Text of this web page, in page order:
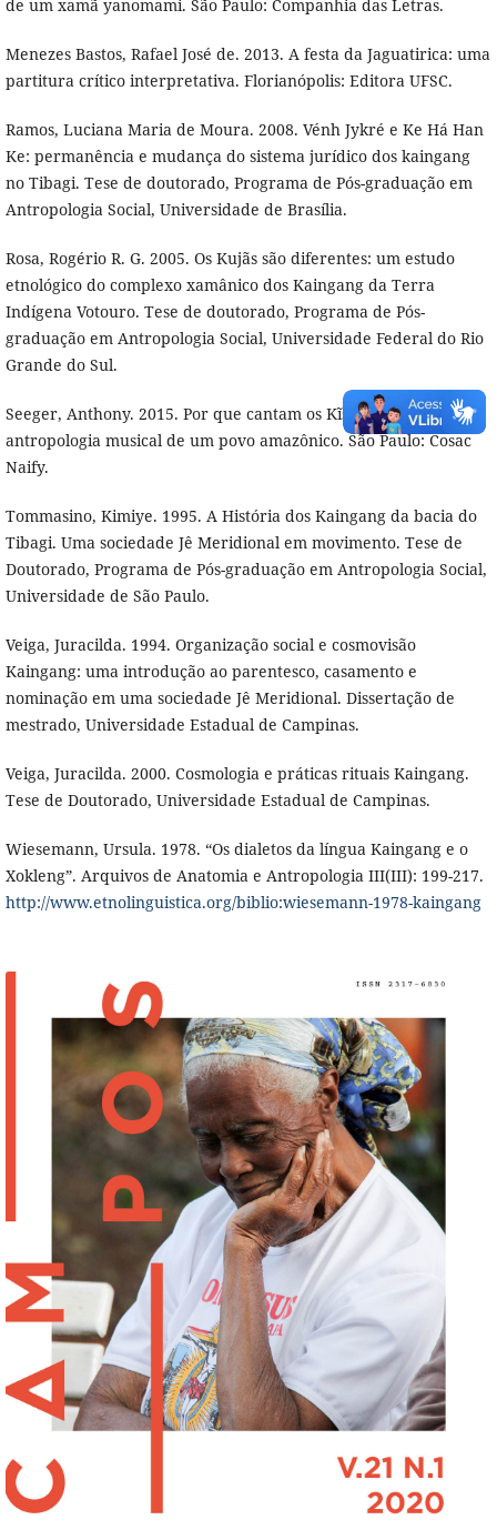
de um xamã yanomami. São Paulo: Companhia das Letras.
Menezes Bastos, Rafael José de. 2013. A festa da Jaguatirica: uma
partitura crítico interpretativa. Florianópolis: Editora UFSC.
Ramos, Luciana Maria de Moura. 2008. Vénh Jykré e Ke Há Han
Ke: permanência e mudança do sistema jurídico dos kaingang
no Tibagi. Tese de doutorado, Programa de Pós-graduação em
Antropologia Social, Universidade de Brasília.
Rosa, Rogério R. G. 2005. Os Kujãs são diferentes: um estudo
etnológico do complexo xamânico dos Kaingang da Terra
Indígena Votouro. Tese de doutorado, Programa de Pós-
graduação em Antropologia Social, Universidade Federal do Rio
Grande do Sul.
Seeger, Anthony. 2015. Por que cantam os Kĩsêdjê? Uma
antropologia musical de um povo amazônico. São Paulo: Cosac
Naify.
Tommasino, Kimiye. 1995. A História dos Kaingang da bacia do
Tibagi. Uma sociedade Jê Meridional em movimento. Tese de
Doutorado, Programa de Pós-graduação em Antropologia Social,
Universidade de São Paulo.
Veiga, Juracilda. 1994. Organização social e cosmovisão
Kaingang: uma introdução ao parentesco, casamento e
nominação em uma sociedade Jê Meridional. Dissertação de
mestrado, Universidade Estadual de Campinas.
Veiga, Juracilda. 2000. Cosmologia e práticas rituais Kaingang.
Tese de Doutorado, Universidade Estadual de Campinas.
Wiesemann, Ursula. 1978. “Os dialetos da língua Kaingang e o
Xokleng”. Arquivos de Anatomia e Antropologia III(III): 199-217.
http://www.etnolinguistica.org/biblio:wiesemann-1978-kaingang